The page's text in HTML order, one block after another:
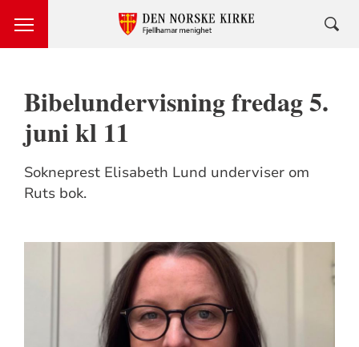
Bibelundervisning fredag 5.
juni kl 11
Sokneprest Elisabeth Lund underviser om
Ruts bok.